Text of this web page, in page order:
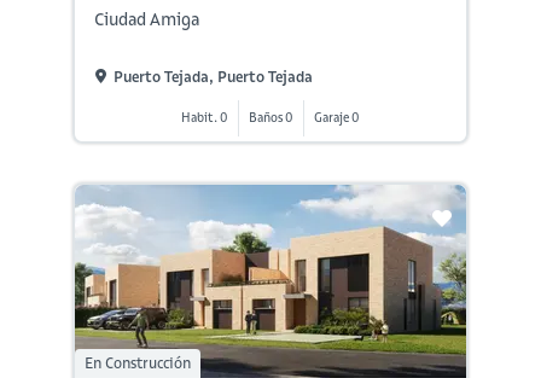
Ciudad Amiga
Puerto Tejada, Puerto Tejada
Habit. 0 Baños 0 Garaje 0
En Construcción